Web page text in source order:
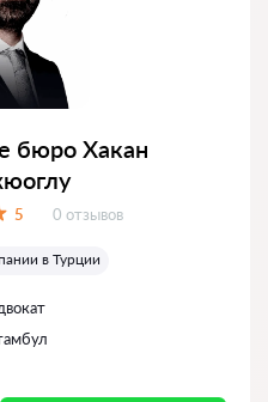
бюро Хакан
5 Отзывов:
0 отзывов
в Турции